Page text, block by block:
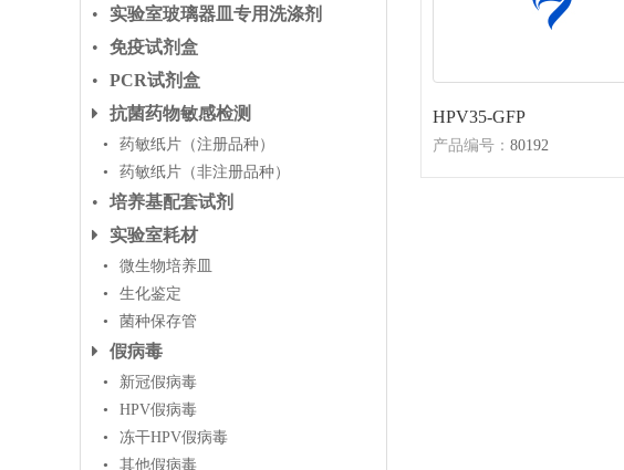
实验室玻璃器皿专用洗涤剂
免疫试剂盒
PCR试剂盒
抗菌药物敏感检测
药敏纸片（注册品种）
药敏纸片（非注册品种）
培养基配套试剂
实验室耗材
微生物培养皿
生化鉴定
菌种保存管
假病毒
新冠假病毒
HPV假病毒
冻干HPV假病毒
其他假病毒
HPV35-GFP
产品编号： 80192